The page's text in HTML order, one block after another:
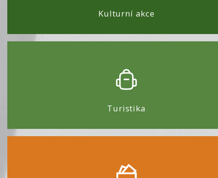
Kulturní akce
Turistika